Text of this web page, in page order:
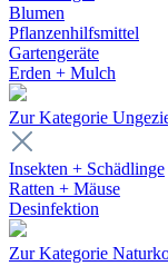
Blumen
Pflanzenhilfsmittel
Gartengeräte
Erden + Mulch
Zur Kategorie
Insekten + Schädlinge
Ratten + Mäuse
Desinfektion
Zur Kategorie